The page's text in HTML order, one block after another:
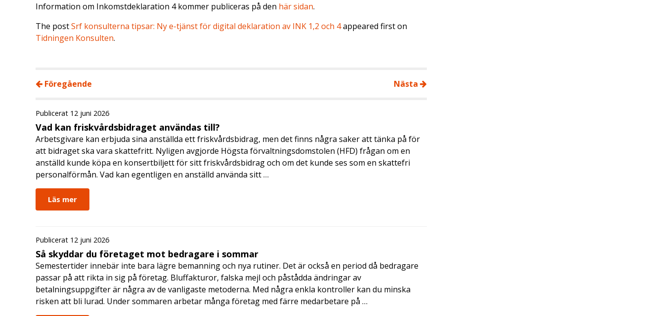
Information om Inkomstdeklaration 4 kommer publiceras på den här sidan.
The postSrf konsulterna tipsar: Ny e-tjänst för digital deklaration av INK 1,2 och 4appeared first on
Tidningen Konsulten.
Föregående Nästa
Publicerat 12 juni 2026
Vad kan friskvårdsbidraget användas till?
Arbetsgivare kan erbjuda sina anställda ett friskvårdsbidrag, men det finns några saker att tänka på för
att bidraget ska vara skattefritt. Nyligen avgjorde Högsta förvaltningsdomstolen (HFD) frågan om en
anställd kunde köpa en konsertbiljett för sitt friskvårdsbidrag och om det kunde ses som en skattefri
personalförmån. Vad kan egentligen en anställd använda sitt …
Läs mer
Publicerat 12 juni 2026
Så skyddar du företaget mot bedragare i sommar
Semestertider innebär inte bara lägre bemanning och nya rutiner. Det är också en period då bedragare
passar på att rikta in sig på företag. Bluffakturor, falska mejl och påstådda ändringar av
betalningsuppgifter är några av de vanligaste metoderna. Med några enkla kontroller kan du minska
risken att bli lurad. Under sommaren arbetar många företag med färre medarbetare på …